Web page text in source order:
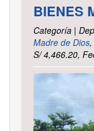
Categoría |
Madre de Dios,
S/ 4,466.20,